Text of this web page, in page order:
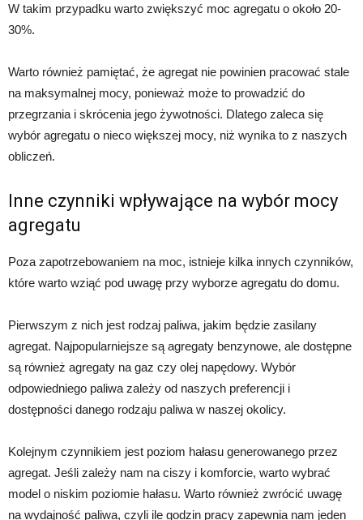
W takim przypadku warto zwiększyć moc agregatu o około 20-
30%.
Warto również pamiętać, że agregat nie powinien pracować stale
na maksymalnej mocy, ponieważ może to prowadzić do
przegrzania i skrócenia jego żywotności. Dlatego zaleca się
wybór agregatu o nieco większej mocy, niż wynika to z naszych
obliczeń.
Inne czynniki wpływające na wybór mocy
agregatu
Poza zapotrzebowaniem na moc, istnieje kilka innych czynników,
które warto wziąć pod uwagę przy wyborze agregatu do domu.
Pierwszym z nich jest rodzaj paliwa, jakim będzie zasilany
agregat. Najpopularniejsze są agregaty benzynowe, ale dostępne
są również agregaty na gaz czy olej napędowy. Wybór
odpowiedniego paliwa zależy od naszych preferencji i
dostępności danego rodzaju paliwa w naszej okolicy.
Kolejnym czynnikiem jest poziom hałasu generowanego przez
agregat. Jeśli zależy nam na ciszy i komforcie, warto wybrać
model o niskim poziomie hałasu. Warto również zwrócić uwagę
na wydajność paliwa, czyli ile godzin pracy zapewnia nam jeden